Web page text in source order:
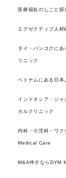
医療福祉のしごと探
エグゼクティブ人材
タイ・バンコクにあ
リニック
ベトナムにある日本
インドネシア・ジャ
カルクリニック
内科・小児科・ワ
Medical Care
M&A仲介ならDYM